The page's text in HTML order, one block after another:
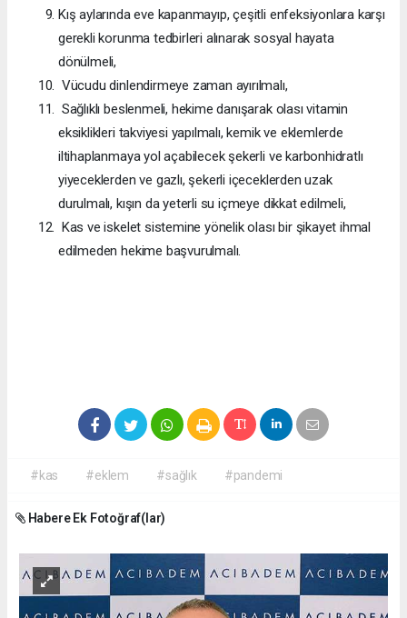
Kış aylarında eve kapanmayıp, çeşitli enfeksiyonlara karşı
gerekli korunma tedbirleri alınarak sosyal hayata
dönülmeli,
Vücudu dinlendirmeye zaman ayırılmalı,
Sağlıklı beslenmeli, hekime danışarak olası vitamin
eksiklikleri takviyesi yapılmalı, kemik ve eklemlerde
iltihaplanmaya yol açabilecek şekerli ve karbonhidratlı
yiyeceklerden ve gazlı, şekerli içeceklerden uzak
durulmalı, kışın da yeterli su içmeye dikkat edilmeli,
Kas ve iskelet sistemine yönelik olası bir şikayet ihmal
edilmeden hekime başvurulmalı.
#kas #eklem #sağlık #pandemi
Habere Ek Fotoğraf(lar)